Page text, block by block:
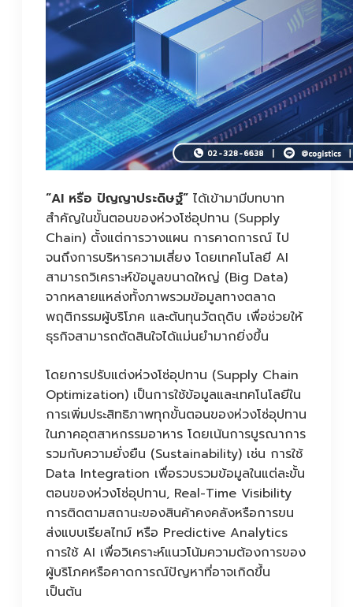
“AI หรือ ปัญญาประดิษฐ์” ได้เข้ามามีบทบาท
สำคัญในขั้นตอนของห่วงโซ่อุปทาน (Supply
Chain) ตั้งแต่การวางแผน การคาดการณ์ ไป
จนถึงการบริหารความเสี่ยง โดยเทคโนโลยี AI
สามารถวิเคราะห์ข้อมูลขนาดใหญ่ (Big Data)
จากหลายแหล่งทั้งภาพรวมข้อมูลทางตลาด
พฤติกรรมผู้บริโภค และต้นทุนวัตถุดิบ เพื่อช่วยให้
ธุรกิจสามารถตัดสินใจได้แม่นยำมากยิ่งขึ้น
โดยการปรับแต่งห่วงโซ่อุปทาน (Supply Chain
Optimization) เป็นการใช้ข้อมูลและเทคโนโลยีใน
การเพิ่มประสิทธิภาพทุกขั้นตอนของห่วงโซ่อุปทาน
ในภาคอุตสาหกรรมอาหาร โดยเน้นการบูรณาการ
รวมกับความยั่งยืน (Sustainability) เช่น การใช้
Data Integration เพื่อรวบรวมข้อมูลในแต่ละขั้น
ตอนของห่วงโซ่อุปทาน, Real-Time Visibility
การติดตามสถานะของสินค้าคงคลังหรือการขน
ส่งแบบเรียลไทม์ หรือ Predictive Analytics
การใช้ AI เพื่อวิเคราะห์แนวโน้มความต้องการของ
ผู้บริโภคหรือคาดการณ์ปัญหาที่อาจเกิดขึ้น
เป็นต้น